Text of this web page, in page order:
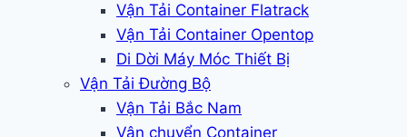
Vận Tải Container Flatrack
Vận Tải Container Opentop
Di Dời Máy Móc Thiết Bị
Vận Tải Đường Bộ
Vận Tải Bắc Nam
Vận chuyển Container